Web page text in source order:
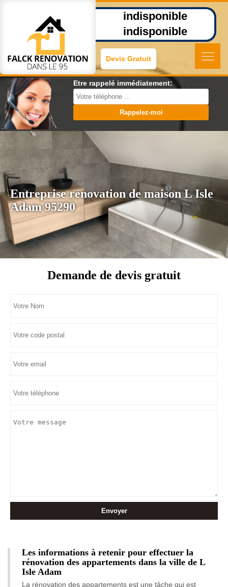
indisponible
indisponible
Devis Gratuit
Etre rappelé immédiatement:
Entreprise rénovation de maison L Isle
Adam 95290
Demande de devis gratuit
Les informations à retenir pour effectuer la
rénovation des appartements dans la ville de L
Isle Adam
La rénovation des appartements est une tâche qui est